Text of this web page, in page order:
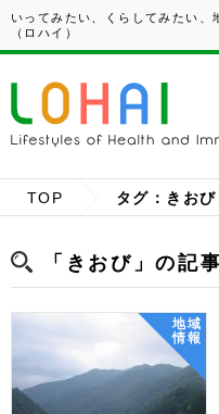
いってみたい、くらしてみたい
（ロハイ）
TOP タグ：きおび
「きおび」の記事
地域
情報